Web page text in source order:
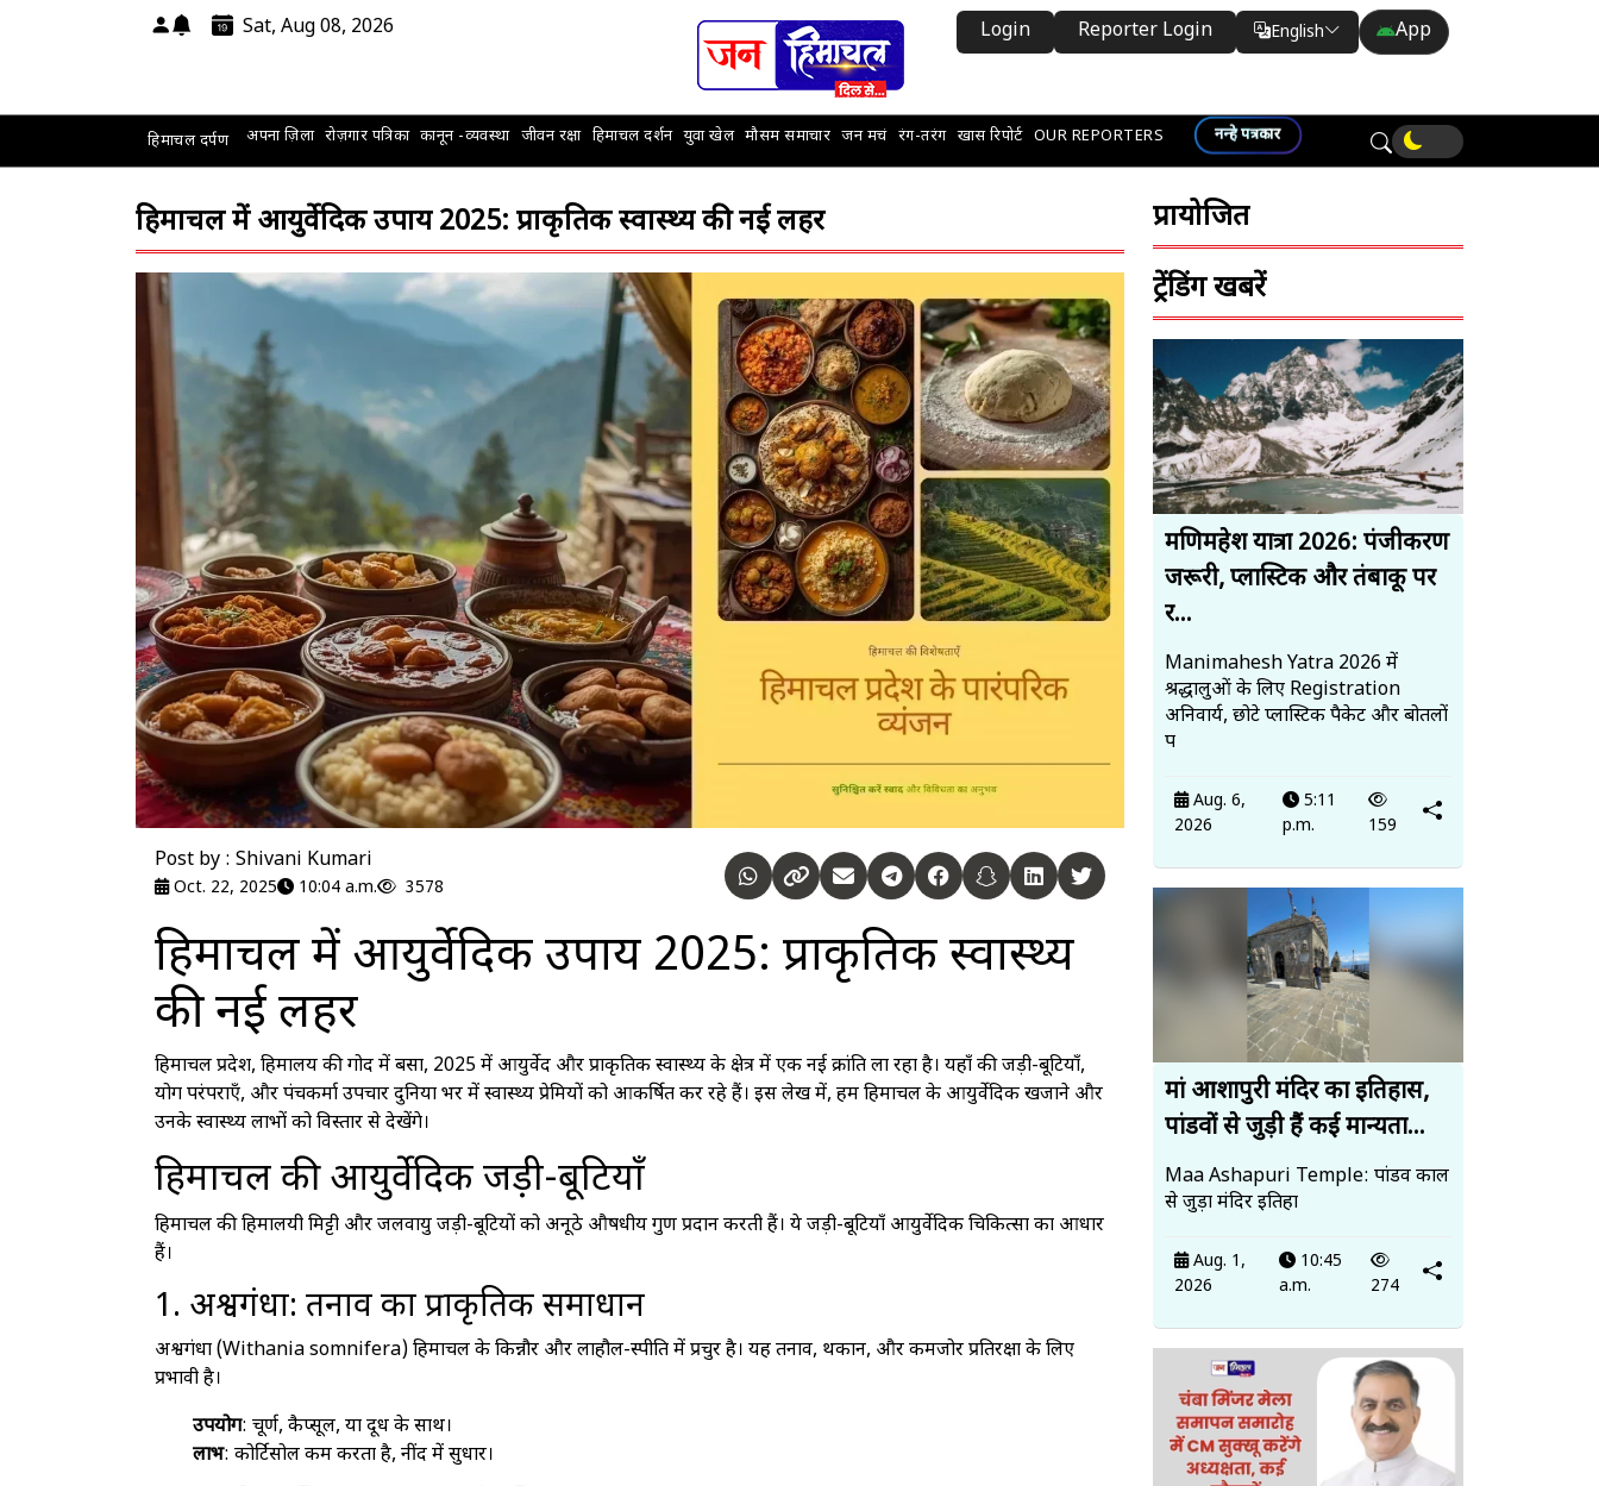
Sat, Aug 08, 2026 Login Reporter Login English
Translate
App
हिमाचल दर्पण अपना ज़िला रोज़गार पत्रिका कानून -व्यवस्था जीवन रक्षा हिमाचल दर्शन युवा खेल मौसम समाचार जन मचं रंग-तरंग खास रिपोर्ट OUR REPORTERS नन्हे पत्रकार
हिमाचल में आयुर्वेदिक उपाय 2025: प्राकृतिक स्वास्थ्य की नई लहर
Post by : Shivani Kumari
Oct. 22, 2025 10:04 a.m. 3578
हिमाचल में आयुर्वेदिक उपाय 2025: प्राकृतिक स्वास्थ्य
की नई लहर
हिमाचल प्रदेश, हिमालय की गोद में बसा, 2025 में आयुर्वेद और प्राकृतिक स्वास्थ्य के क्षेत्र में एक नई क्रांति ला रहा है। यहाँ की जड़ी-बूटियाँ,
योग परंपराएँ, और पंचकर्मा उपचार दुनिया भर में स्वास्थ्य प्रेमियों को आकर्षित कर रहे हैं। इस लेख में, हम हिमाचल के आयुर्वेदिक खजाने और
उनके स्वास्थ्य लाभों को विस्तार से देखेंगे।
हिमाचल की आयुर्वेदिक जड़ी-बूटियाँ
हिमाचल की हिमालयी मिट्टी और जलवायु जड़ी-बूटियों को अनूठे औषधीय गुण प्रदान करती हैं। ये जड़ी-बूटियाँ आयुर्वेदिक चिकित्सा का आधार
हैं।
1. अश्वगंधा: तनाव का प्राकृतिक समाधान
अश्वगंधा (Withania somnifera) हिमाचल के किन्नौर और लाहौल-स्पीति में प्रचुर है। यह तनाव, थकान, और कमजोर प्रतिरक्षा के लिए
प्रभावी है।
उपयोग: चूर्ण, कैप्सूल, या दूध के साथ।
लाभ: कोर्टिसोल कम करता है, नींद में सुधार।
प्रायोजित
ट्रेंडिंग खबरें
मणिमहेश यात्रा 2026: पंजीकरण
जरूरी, प्लास्टिक और तंबाकू पर
र...
Manimahesh Yatra 2026 में
श्रद्धालुओं के लिए Registration
अनिवार्य, छोटे प्लास्टिक पैकेट और बोतलों
प
Aug. 6,
2026
5:11
p.m.
159
मां आशापुरी मंदिर का इतिहास,
पांडवों से जुड़ी हैं कई मान्यता...
Maa Ashapuri Temple: पांडव काल
से जुड़ा मंदिर इतिहा
Aug. 1,
2026
10:45
a.m.
274